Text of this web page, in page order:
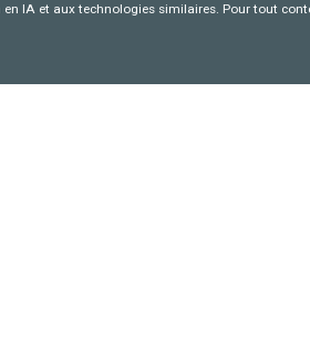
IA et aux technologies similaires. Pour tout